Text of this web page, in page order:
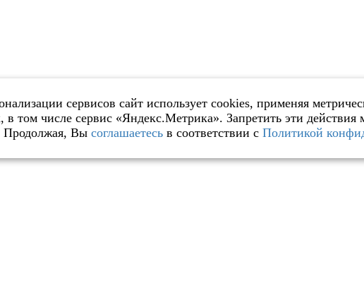
сервисов сайт использует cookies, применяя
в том числе сервис «Яндекс.Метрика». Запретить эти действия
Продолжая, Вы соглашаетесь в соответствии с Политикой